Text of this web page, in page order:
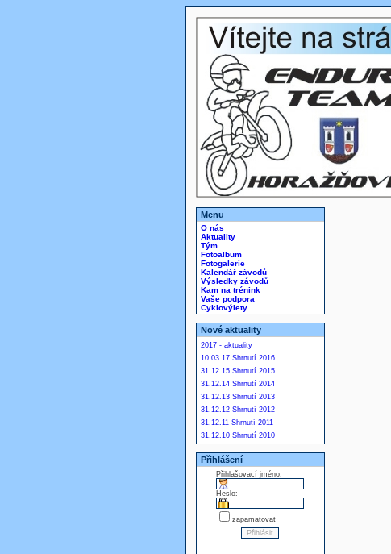
Menu
O nás
Aktuality
Tým
Fotoalbum
Fotogalerie
Kalendář závodů
Výsledky závodů
Kam na trénink
Vaše podpora
Cyklovýlety
Nové aktuality
2017 - aktuality
10.03.17 Shrnutí 2016
31.12.15 Shrnutí 2015
31.12.14 Shrnutí 2014
31.12.13 Shrnutí 2013
31.12.12 Shrnutí 2012
31.12.11 Shrnutí 2011
31.12.10 Shrnutí 2010
Přihlášení
Přihlašovací jméno:
Heslo:
zapamatovat